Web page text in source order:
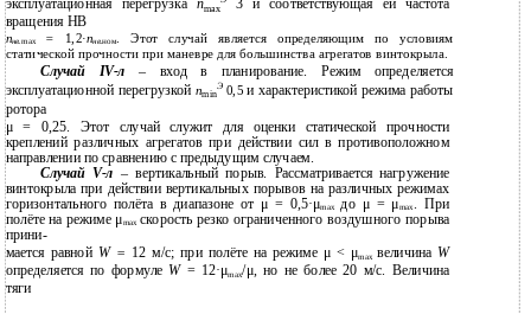
эксплуатационная перегрузка nmax 3 и соответствующая ей частота
вращения НВ
nнв.max = 1,2·nнв.ном. Этот случай является определяющим по условиям
статической прочности при маневре для большинства агрегатов винтокрыла.
Случай IV-л
– вход в планирование. Режим определяется
эксплуатационной перегрузкой nmin
Э 0,5и характеристикой режима работы
ротора
μ = 0,25. Этот случай служит для оценки статической прочности
креплений различных агрегатов при действии сил в противоположном
направлении по сравнению с предыдущим случаем.
СлучайV-л – вертикальный порыв. Рассматривается нагружение
винтокрыла при действии вертикальных порывов на различных режимах
горизонтального полёта в диапазоне от μ = 0,5·μmaxдо μ = μmax . При
полёте на режиме μmaxскорость резко ограниченного воздушного порыва
прини-
мается равной W = 12 м/с; при полёте на режиме μ < μmaxвеличина W
определяется по формуле W = 12·μmax/μ, но не более 20 м/с. Величина
тяги